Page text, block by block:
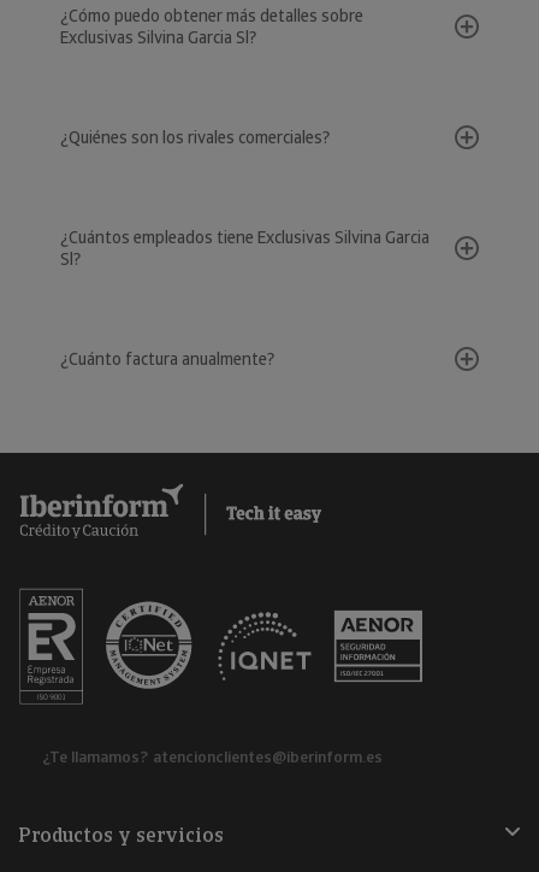
¿Cómo puedo obtener más detalles sobre
Exclusivas Silvina Garcia Sl?
¿Quiénes son los rivales comerciales?
¿Cuántos empleados tiene Exclusivas Silvina Garcia
Sl?
¿Cuánto factura anualmente?
¿Te llamamos? atencionclientes@iberinform.es
Productos y servicios